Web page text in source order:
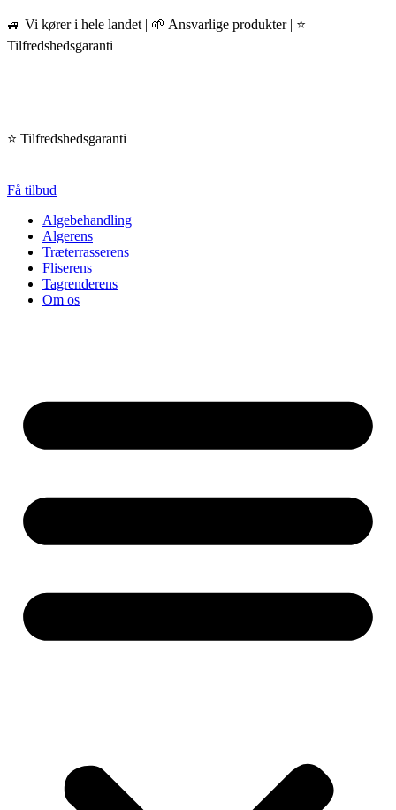
Videre
indhold
🚙 Vi kører i hele landet | 🌱 Ansvarlige produkter | ⭐️
Tilfredshedsgaranti
Tilfredshedsgaranti
Få tilbud
Algebehandling
Algerens
Træterrasserens
Fliserens
Tagrenderens
Om os